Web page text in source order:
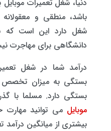
دنیا، شغل تعمیرات موبایل
باشد، منطقی و
شغل دارد این است که
دانشگاهی برای مهاجرت
درآمد شما در شغل
بستگی به میزان تخصص
بستگی دارد. مسلما با
موبایل می توانید مهارت
بیشتری از میانگین درآمد